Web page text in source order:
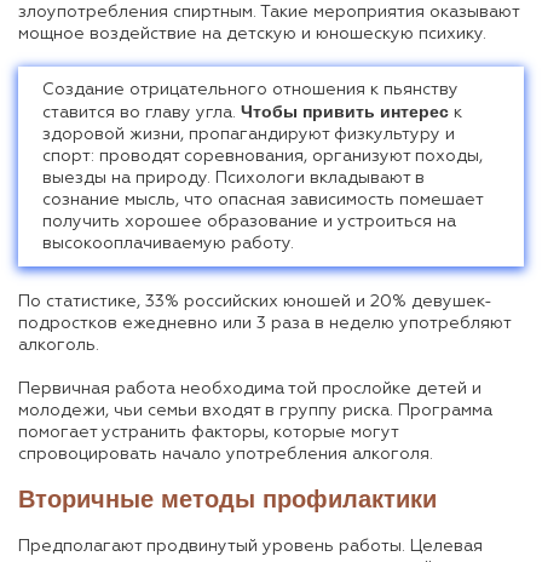
злоупотребления спиртным. Такие мероприятия оказывают
мощное воздействие на детскую и юношескую психику.
Создание отрицательного отношения к пьянству
ставится во главу угла. Чтобы привить интерес к
здоровой жизни, пропагандируют физкультуру и
спорт: проводят соревнования, организуют походы,
выезды на природу. Психологи вкладывают в
сознание мысль, что опасная зависимость помешает
получить хорошее образование и устроиться на
высокооплачиваемую работу.
По статистике, 33% российских юношей и 20% девушек-
подростков ежедневно или 3 раза в неделю употребляют
алкоголь.
Первичная работа необходима той прослойке детей и
молодежи, чьи семьи входят в группу риска. Программа
помогает устранить факторы, которые могут
спровоцировать начало употребления алкоголя.
Вторичные методы профилактики
Предполагают продвинутый уровень работы. Целевая